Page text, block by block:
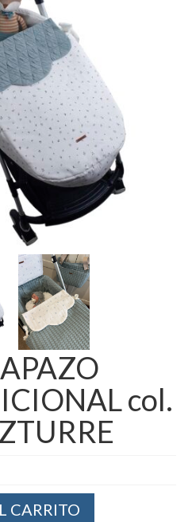
col.
CARRITO